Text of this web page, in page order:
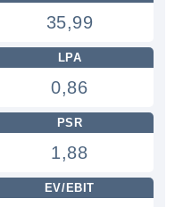
35,99
LPA
0,86
PSR
1,88
EV/EBIT